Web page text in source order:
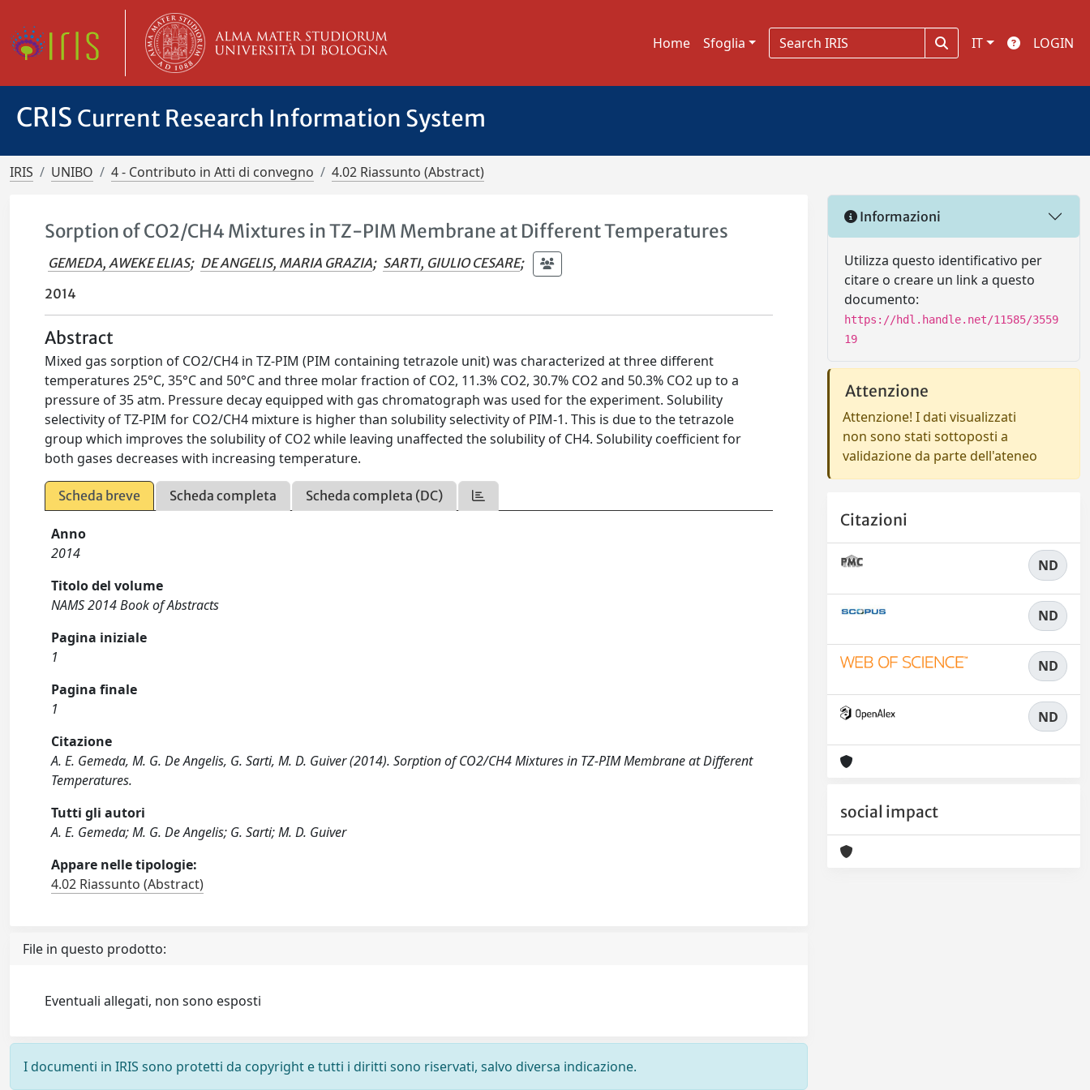
Home Sfoglia IT LOGIN
CRIS Current Research Information System
IRIS UNIBO 4 - Contributo in Atti di convegno 4.02 Riassunto (Abstract)
Sorption of CO2/CH4 Mixtures in TZ-PIM Membrane at Different Temperatures
GEMEDA, AWEKE ELIAS; DE ANGELIS, MARIA GRAZIA; SARTI, GIULIO CESARE;
2014
Abstract
Mixed gas sorption of CO2/CH4 in TZ-PIM (PIM containing tetrazole unit) was characterized at three different
temperatures 25°C, 35°C and 50°C and three molar fraction of CO2, 11.3% CO2, 30.7% CO2 and 50.3% CO2 up to a
pressure of 35 atm. Pressure decay equipped with gas chromatograph was used for the experiment. Solubility
selectivity of TZ-PIM for CO2/CH4 mixture is higher than solubility selectivity of PIM-1. This is due to the tetrazole
group which improves the solubility of CO2 while leaving unaffected the solubility of CH4. Solubility coefficient for
both gases decreases with increasing temperature.
Scheda breve Scheda completa Scheda completa (DC)
Anno
2014
Titolo del volume
NAMS 2014 Book of Abstracts
Pagina iniziale
1
Pagina finale
1
Citazione
A. E. Gemeda, M. G. De Angelis, G. Sarti, M. D. Guiver (2014). Sorption of CO2/CH4 Mixtures in TZ-PIM Membrane at Different
Temperatures.
Tutti gli autori
A. E. Gemeda; M. G. De Angelis; G. Sarti; M. D. Guiver
Appare nelle tipologie:
4.02 Riassunto (Abstract)
File in questo prodotto:
Eventuali allegati, non sono esposti
I documenti in IRIS sono protetti da copyright e tutti i diritti sono riservati, salvo diversa indicazione.
Informazioni
Utilizza questo identificativo per
citare o creare un link a questo
documento:
https://hdl.handle.net/11585/3559
19
Attenzione
Attenzione! I dati visualizzati
non sono stati sottoposti a
validazione da parte dell'ateneo
Citazioni
ND
ND
ND
ND
social impact